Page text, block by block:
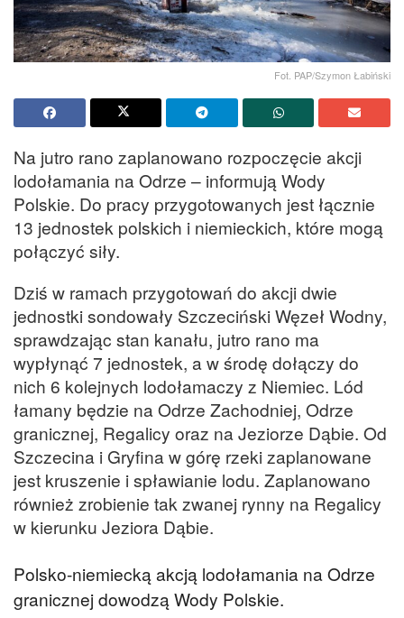
Fot. PAP/Szymon Łabiński
Na jutro rano zaplanowano rozpoczęcie akcji
lodołamania na Odrze – informują Wody
Polskie. Do pracy przygotowanych jest łącznie
13 jednostek polskich i niemieckich, które mogą
połączyć siły.
Dziś w ramach przygotowań do akcji dwie
jednostki sondowały Szczeciński Węzeł Wodny,
sprawdzając stan kanału, jutro rano ma
wypłynąć 7 jednostek, a w środę dołączy do
nich 6 kolejnych lodołamaczy z Niemiec. Lód
łamany będzie na Odrze Zachodniej, Odrze
granicznej, Regalicy oraz na Jeziorze Dąbie. Od
Szczecina i Gryfina w górę rzeki zaplanowane
jest kruszenie i spławianie lodu. Zaplanowano
również zrobienie tak zwanej rynny na Regalicy
w kierunku Jeziora Dąbie.
Polsko-niemiecką akcją lodołamania na Odrze
granicznej dowodzą Wody Polskie.